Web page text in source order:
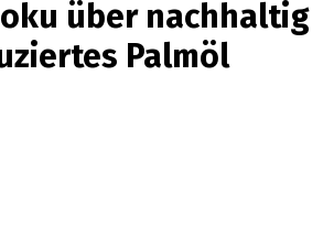
über nachhaltig
Palmöl